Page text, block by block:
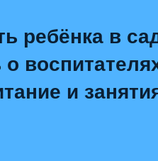
ребёнка в
о
и